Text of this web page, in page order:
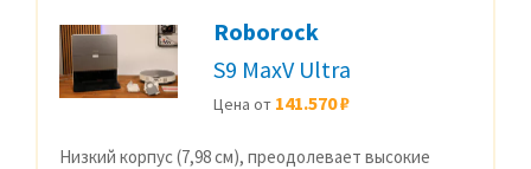
Roborock
S9 MaxV Ultra
Цена от 141.570 ₽
Низкий корпус (7,98 см), преодолевает высокие